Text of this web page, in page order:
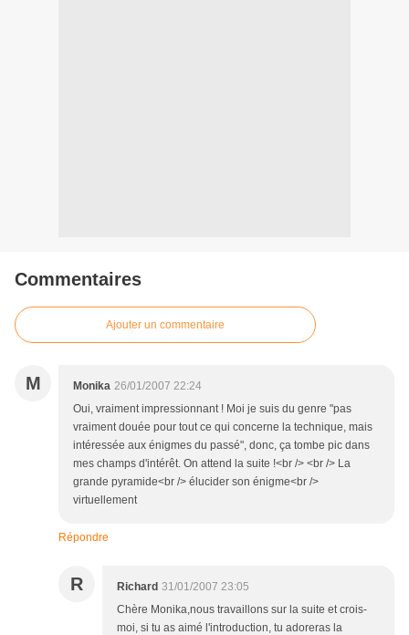
Commentaires
Ajouter un commentaire
M Monika 26/01/2007 22:24
Oui, vraiment impressionnant ! Moi je suis du genre "pas
vraiment douée pour tout ce qui concerne la technique, mais
intéressée aux énigmes du passé", donc, ça tombe pic dans
mes champs d'intérêt. On attend la suite !<br /> <br /> La
grande pyramide<br /> élucider son énigme<br />
virtuellement
Répondre
R Richard 31/01/2007 23:05
Chère Monika,nous travaillons sur la suite et crois-
moi, si tu as aimé l'introduction, tu adoreras la